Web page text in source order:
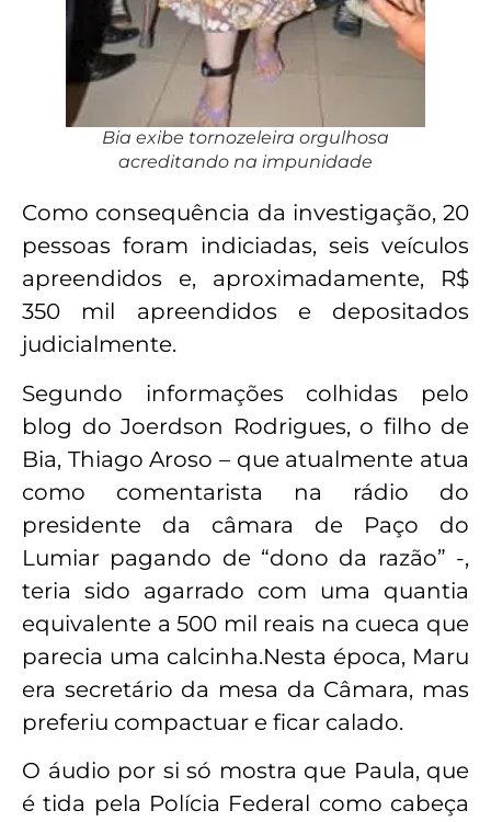
Bia exibe tornozeleira orgulhosa
acreditando na impunidade
Como consequência da investigação, 20
pessoas foram indiciadas, seis veículos
apreendidos e, aproximadamente, R$
350 mil apreendidos e depositados
judicialmente.
Segundo informações colhidas pelo
blog do Joerdson Rodrigues, o filho de
Bia, Thiago Aroso – que atualmente atua
como comentarista na rádio do
presidente da câmara de Paço do
Lumiar pagando de “dono da razão” -,
teria sido agarrado com uma quantia
equivalente a 500 mil reais na cueca que
parecia uma calcinha.Nesta época, Maru
era secretário da mesa da Câmara, mas
preferiu compactuar e ficar calado.
O áudio por si só mostra que Paula, que
é tida pela Polícia Federal como cabeça